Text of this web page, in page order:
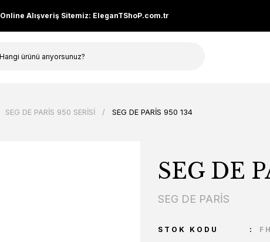
Online Alışveriş Sitemiz: EleganTShoP.com.tr
SEG DE PARİS 950 SERİSİ SEG DE PARİS 950 134
SEG DE
SEG DE PARİS
STOK KODU